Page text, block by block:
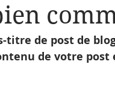
titre de post de
de votre